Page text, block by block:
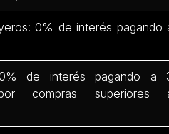
0% de interés pagando
de interés pagando a
compras superiores